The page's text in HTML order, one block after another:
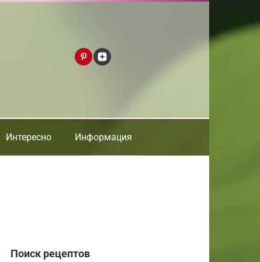
Интересно Информация
Поиск рецептов